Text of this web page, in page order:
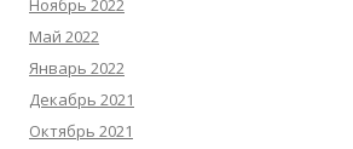
Ноябрь 2022
Май 2022
Январь 2022
Декабрь 2021
Октябрь 2021